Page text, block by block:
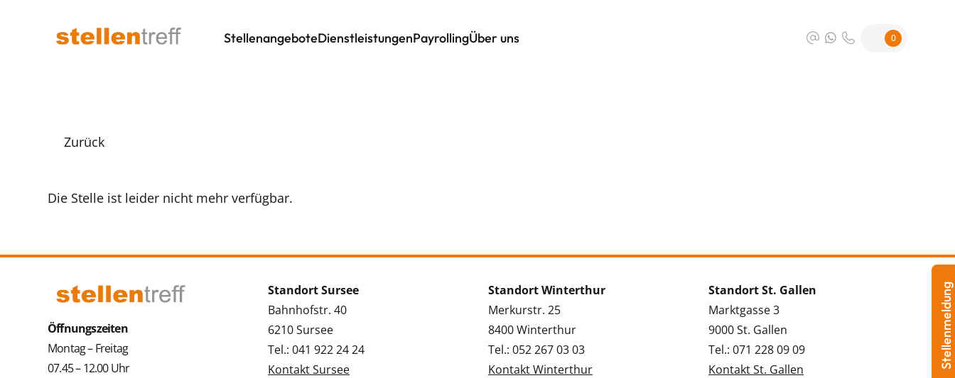
StellenangeboteDienstleistungenPayrollingÜber uns 0
Zurück
Die Stelle ist leider nicht mehr verfügbar.
Öffnungszeiten
Montag – Freitag
07.45 – 12.00 Uhr
Standort Sursee
Bahnhofstr. 40
6210 Sursee
Tel.: 041 922 24 24
Kontakt Sursee
Standort Winterthur
Merkurstr. 25
8400 Winterthur
Tel.: 052 267 03 03
Kontakt Winterthur
Standort St. Gallen
Marktgasse 3
9000 St. Gallen
Tel.: 071 228 09 09
Kontakt St. Gallen
Stellenmeldung